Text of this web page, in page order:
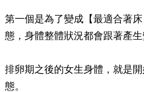
第一個是為了變成【最適合著
態，身體整體狀況都會跟著產生
排卵期之後的女生身體，就是
態。